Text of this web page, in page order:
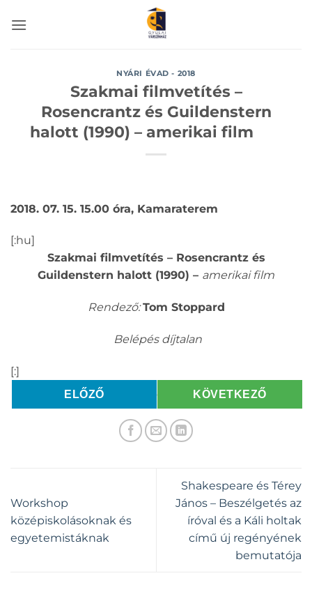
NYÁRI ÉVAD - 2018
Szakmai filmvetítés –
Rosencrantz és Guildenstern
halott (1990) – amerikai film
2018. 07. 15. 15.00 óra, Kamaraterem
[:hu]
Szakmai filmvetítés – Rosencrantz és
Guildenstern halott (1990) – amerikai film
Rendező:Tom Stoppard
Belépés díjtalan
[:]
ELŐZŐ KÖVETKEZŐ
Workshop
középiskolásoknak és
egyetemistáknak
Shakespeare és Térey
János – Beszélgetés az
íróval és a Káli holtak
című új regényének
bemutatója